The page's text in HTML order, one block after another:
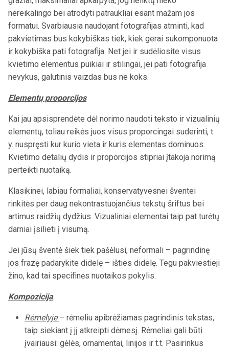
gražiai, maksimaliai apkarpyta, jog neliktų nieko
nereikalingo bei atrodyti patraukliai esant mažam jos
formatui. Svarbiausia naudojant fotografijas atminti, kad
pakvietimas bus kokybiškas tiek, kiek gerai sukomponuota
ir kokybiška pati fotografija. Net jei ir sudėliosite visus
kvietimo elementus puikiai ir stilingai, jei pati fotografija
Kai jau apsisprendėte dėl norimo naudoti teksto ir vizualinių
elementų, toliau reikės juos visus proporcingai suderinti, t.
y. nuspręsti kur kurio vieta ir kuris elementas dominuos.
Kvietimo detalių dydis ir proporcijos stipriai įtakoja norimą
Klasikinei, labiau formaliai, konservatyvesnei šventei
rinkitės per daug nekontrastuojančius tekstų šriftus bei
artimus raidžių dydžius. Vizualiniai elementai taip pat turėtų
Jei jūsų šventė šiek tiek pašėlusi, neformali – pagrindinę
jos frazę padarykite didelę – išties didelę. Tegu pakviestieji
Rėmelyje – rėmeliu apibrėžiamas pagrindinis tekstas,
taip siekiant į jį atkreipti dėmesį. Rėmeliai gali būti